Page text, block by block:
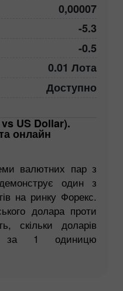
0,00007
-5.3
-0.5
0.01 Лота
Доступно
онлайн
валютних пар з
один з
на ринку Форекс.
долара проти
скільки доларів
за 1 одиницю